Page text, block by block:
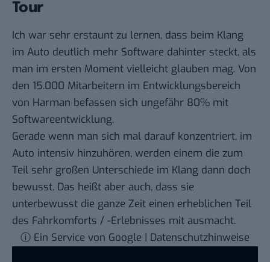
Tour
Ich war sehr erstaunt zu lernen, dass beim Klang
im Auto deutlich mehr Software dahinter steckt, als
man im ersten Moment vielleicht glauben mag. Von
den 15.000 Mitarbeitern im Entwicklungsbereich
von Harman befassen sich ungefähr 80% mit
Softwareentwicklung.
Gerade wenn man sich mal darauf konzentriert, im
Auto intensiv hinzuhören, werden einem die zum
Teil sehr großen Unterschiede im Klang dann doch
bewusst. Das heißt aber auch, dass sie
unterbewusst die ganze Zeit einen erheblichen Teil
des Fahrkomforts / -Erlebnisses mit ausmacht.
ⓘ Ein Service von Google | Datenschutzhinweise